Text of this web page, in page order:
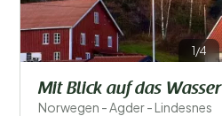
1/4
Mit Blick auf das Wasser
Norwegen - Agder - Lindesnes